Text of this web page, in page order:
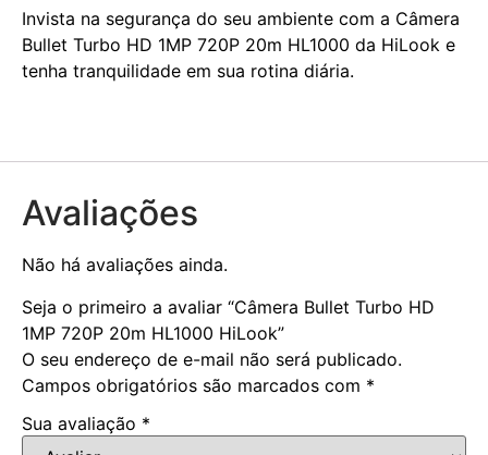
Invista na segurança do seu ambiente com a Câmera
Bullet Turbo HD 1MP 720P 20m HL1000 da HiLook e
tenha tranquilidade em sua rotina diária.
Avaliações
Não há avaliações ainda.
Seja o primeiro a avaliar “Câmera Bullet Turbo HD
1MP 720P 20m HL1000 HiLook”
O seu endereço de e-mail não será publicado.
Campos obrigatórios são marcados com *
Sua avaliação *